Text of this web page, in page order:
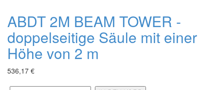
ABDT 2M BEAM TOWER -
doppelseitige Säule mit einer
Höhe von 2 m
536,17 €